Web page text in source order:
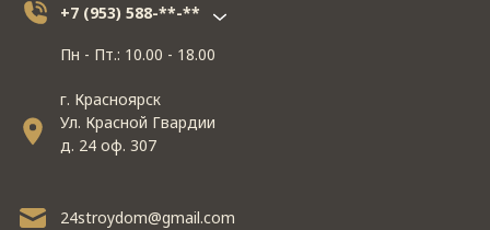
+7 (953) 588-**-**
Пн - Пт.: 10.00 - 18.00
г. Красноярск
Ул. Красной Гвардии
д. 24 оф. 307
24stroydom@gmail.com